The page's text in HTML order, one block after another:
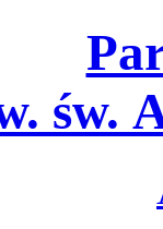
św.